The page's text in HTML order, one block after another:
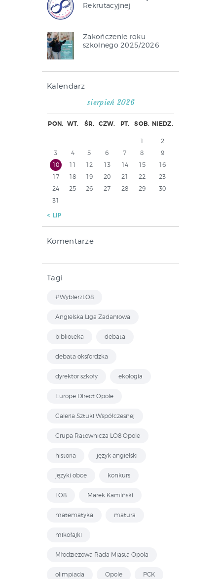
Rekrutacyjnej
Zakończenie roku
szkolnego 2025/2026
Kalendarz
sierpień 2026
PON. WT. ŚR. CZW. PT. SOB. NIEDZ.
1
2
3
4 5 6 7 8
9
10
11 12 13 14 15
16
17
18 19 20 21 22
23
24
25 26 27 28 29
30
31
« LIP
Komentarze
Tagi
#WybierzLO8
Angielska Liga Zadaniowa
biblioteka debata
debata oksfordzka
dyrektor szkoły ekologia
Europe Direct Opole
Galeria Sztuki Współczesnej
Grupa Ratownicza LO8 Opole
historia język angielski
języki obce konkurs
LO8 Marek Kamiński
matematyka matura
mikołajki
Młodzieżowa Rada Miasta Opola
olimpiada Opole PCK